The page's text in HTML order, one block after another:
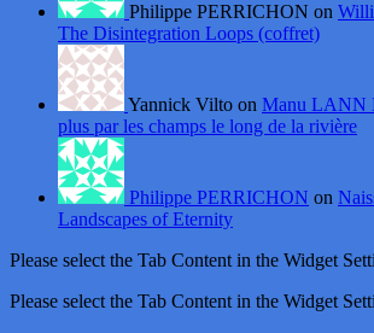
Philippe PERRICHON on
The Disintegration Loops (coffret)
Yannick Vilto on Manu LANN
plus par les champs le long de la rivière
Philippe PERRICHON on
Landscapes of Eternity
Please select the Tab Content in the Widget
Please select the Tab Content in the Widget